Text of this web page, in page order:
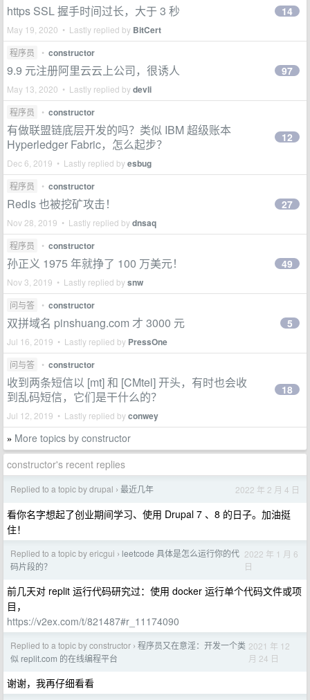
https SSL 握手时间过长，大于 3 秒
May 19, 2020 • Lastly replied by BitCert
14
程序员 • constructor
9.9 元注册阿里云云上公司，很诱人
May 13, 2020 • Lastly replied bydevli
97
程序员 • constructor
有做联盟链底层开发的吗？类似 IBM 超级账本
Hyperledger Fabric，怎么起步？
Dec 6, 2019 • Lastly replied byesbug
12
程序员 • constructor
Redis 也被挖矿攻击！
Nov 28, 2019 • Lastly replied bydnsaq
27
程序员 • constructor
孙正义 1975 年就挣了 100 万美元！
Nov 3, 2019 • Lastly replied bysnw
49
问与答 • constructor
双拼域名 pinshuang.com 才 3000 元
Jul 16, 2019 • Lastly replied by PressOne
5
问与答 • constructor
收到两条短信以 [mt] 和 [CMtel] 开头，有时也会收
到乱码短信，它们是干什么的？
Jul 12, 2019 • Lastly replied byconwey
18
» More topics by constructor
constructor's recent replies
Replied to a topic by drupal › 最近几年 2022 年 2 月 4 日
看你名字想起了创业期间学习、使用 Drupal 7 、8 的日子。加油挺
住！
Replied to a topic by ericgui › leetcode 具体是怎么运行你的代
码片段的？
2022 年 1 月 6
日
前几天对 replit 运行代码研究过：使用 docker 运行单个代码文件或项
目，
https://v2ex.com/t/821487#r_11174090
Replied to a topic by constructor › 程序员又在意淫：开发一个类
似 replit.com 的在线编程平台
2021 年 12
月 24 日
谢谢，我再仔细看看